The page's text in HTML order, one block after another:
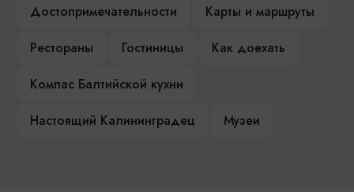
Достопримечательности
Карты и маршруты
Рестораны
Гостиницы
Как доехать
Компас Балтийской кухни
Настоящий Калининградец
Музеи